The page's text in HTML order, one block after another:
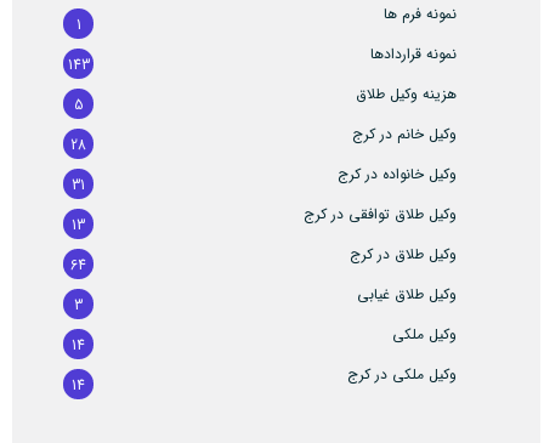
نمونه فرم ها
1
نمونه قراردادها
143
هزینه وکیل طلاق
5
وکیل خانم در کرج
28
وکیل خانواده در کرج
31
وکیل طلاق توافقی در کرج
13
وکیل طلاق در کرج
64
وکیل طلاق غیابی
3
وکیل ملکی
14
وکیل ملکی در کرج
14